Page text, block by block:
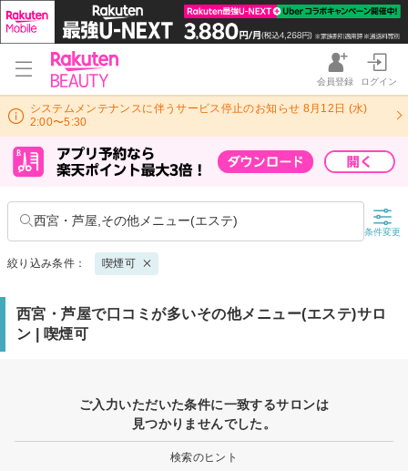
会員登録 ログイン
システムメンテナンスに伴うサービス停止のお知らせ 8月12日 (水)
2:00〜5:30
西宮・芦屋,その他メニュー(エステ)
条件変更
絞り込み条件： 喫煙可
西宮・芦屋で口コミが多いその他メニュー(エステ)サロ
ン | 喫煙可
ご入力いただいた条件に一致するサロンは
見つかりませんでした。
検索のヒント